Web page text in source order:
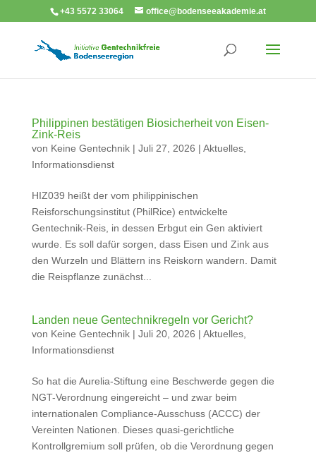
+43 5572 33064 office@bodenseeakademie.at
Philippinen bestätigen Biosicherheit von Eisen-
Zink-Reis
von Keine Gentechnik| Juli 27, 2026 | Aktuelles,
Informationsdienst
HIZ039 heißt der vom philippinischen
Reisforschungsinstitut (PhilRice) entwickelte
Gentechnik-Reis, in dessen Erbgut ein Gen aktiviert
wurde. Es soll dafür sorgen, dass Eisen und Zink aus
den Wurzeln und Blättern ins Reiskorn wandern. Damit
die Reispflanze zunächst...
Landen neue Gentechnikregeln vor Gericht?
von Keine Gentechnik| Juli 20, 2026 | Aktuelles,
Informationsdienst
So hat die Aurelia-Stiftung eine Beschwerde gegen die
NGT-Verordnung eingereicht – und zwar beim
internationalen Compliance-Ausschuss (ACCC) der
Vereinten Nationen. Dieses quasi-gerichtliche
Kontrollgremium soll prüfen, ob die Verordnung gegen